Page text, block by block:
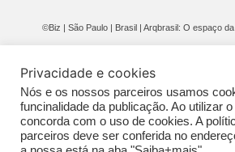
©Biz | São Paulo | Brasil | Arqbrasil: O espaço
GERAIS DE PUBLICAÇÃO
Privacidade e cookies
Nós e os nossos parceiros usamos
funcinalidade da publicação. Ao utilizar
concorda com o uso de cookies. A
parceiros deve ser conferida no